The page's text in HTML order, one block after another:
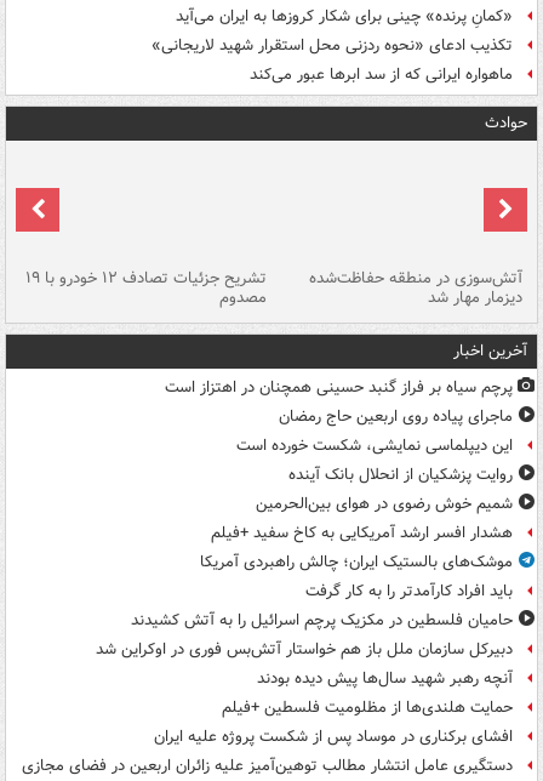
«کمانِ پرنده» چینی برای شکار کروزها به ایران می‌آید
تکذیب ادعای «نحوه ردزنی محل استقرار شهید لاریجانی»
ماهواره ایرانی که از سد ابرها عبور می‌کند
حوادث
آتش‌سوزی در منطقه حفاظت‌شده
دیزمار مهار شد
تشریح جزئیات تصادف ۱۲ خودرو با ۱۹
مصدوم
آخرین اخبار
پرچم سیاه بر فراز گنبد حسینی همچنان در اهتزاز است
ماجرای پیاده روی اربعین حاج رمضان
این دیپلماسی نمایشی، شکست خورده است
روایت پزشکیان از انحلال بانک آینده
شمیم خوش رضوی در هوای بین‌الحرمین
هشدار افسر ارشد آمریکایی به کاخ سفید +فیلم
موشک‌های بالستیک ایران؛ چالش راهبردی آمریکا
باید افراد کارآمدتر را به کار گرفت
حامیان فلسطین در مکزیک پرچم اسرائیل را به آتش کشیدند
دبیرکل سازمان ملل باز هم خواستار آتش‌بس فوری در اوکراین شد
آنچه رهبر شهید سال‌ها پیش دیده بودند
حمایت هلندی‌ها از مظلومیت فلسطین +فیلم
افشای برکناری در موساد پس از شکست پروژه علیه ایران
دستگیری عامل انتشار مطالب توهین‌آمیز علیه زائران اربعین در فضای مجازی